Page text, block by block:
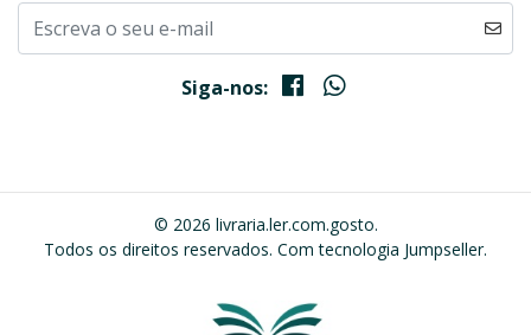
Siga-nos:
© 2026 livraria.ler.com.gosto.
Todos os direitos reservados. Com tecnologia Jumpseller.